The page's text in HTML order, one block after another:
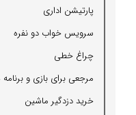
پارتیشن اداری
سرویس خواب دو نفره
چراغ خطی
مرجعی برای بازی و برنامه
خرید دزدگیر ماشین